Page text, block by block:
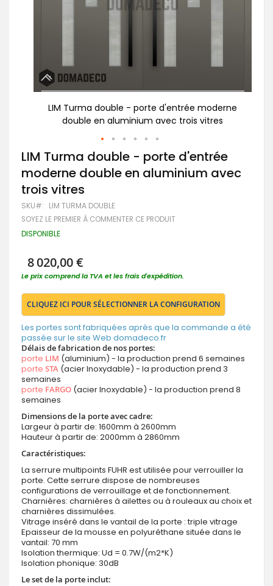
LIM Turma double - porte d'entrée moderne
double en aluminium avec trois vitres
Passer
au
début
de
la
Galerie
d’images
LIM Turma double - porte d'entrée
moderne double en aluminium avec
trois vitres
SKU LIM TURMA DOUBLE
SOYEZ LE PREMIER À COMMENTER CE PRODUIT
DISPONIBLE
8 020,00 €
Le prix comprend la TVA et les frais d'expédition.
CLIQUEZ ICI POUR SÉLECTIONNER LA CONFIGURATION
Les portes sont fabriquées après que la commande a été
passée sur le site Web domadeco.fr
Délais de fabrication de nos portes:
porte LIM (aluminium) - la production prend 6 semaines
porte STA (acier Inoxydable) - la production prend 3
semaines
porte FARGO (acier Inoxydable) - la production prend 8
semaines
Dimensions de la porte avec cadre:
Largeur à partir de: 1600mm à 2600mm
Hauteur à partir de: 2000mm à 2860mm
Caractéristiques:
La serrure multipoints FUHR est utilisée pour verrouiller la
porte. Cette serrure dispose de nombreuses
configurations de verrouillage et de fonctionnement.
Charnières: charnières à ailettes ou à rouleaux au choix et
charnières dissimulées.
Vitrage inséré dans le vantail de la porte : triple vitrage
Epaisseur de la mousse en polyuréthane située dans le
vantail: 70 mm
Isolation thermique: Ud = 0.7W/(m2*K)
Isolation phonique: 30dB
Le set de la porte inclut: